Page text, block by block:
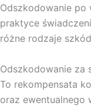
Odszkodowanie
praktyce
różne rodzaje
Odszkodowanie za
To rekompensata
oraz ewentualnego